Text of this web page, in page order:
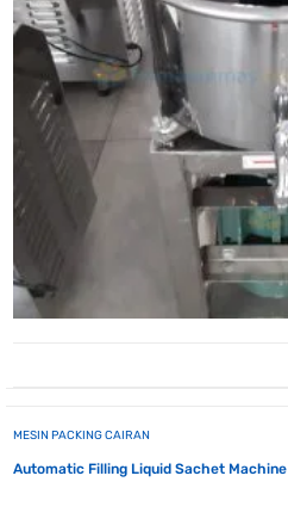
MESIN PACKING CAIRAN
Automatic Filling Liquid Sachet Machine